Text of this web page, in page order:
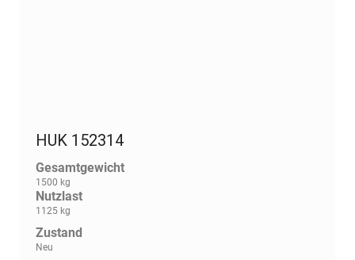
HUK 152314
Gesamtgewicht
1500 kg
Nutzlast
1125 kg
Zustand
Neu